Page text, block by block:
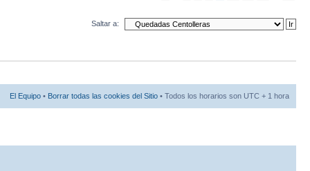
Saltar a:
El Equipo • Borrar todas las cookies del Sitio • Todos los horarios son UTC + 1 hora